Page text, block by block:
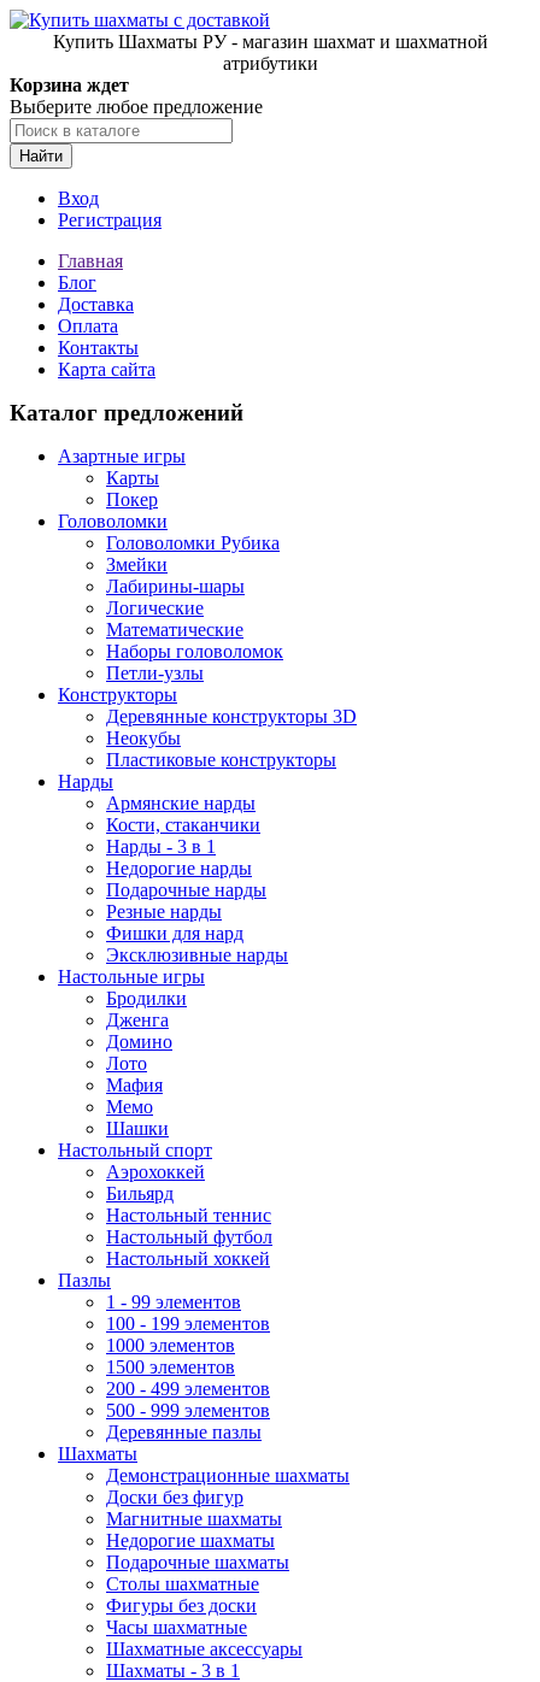
Купить Шахматы РУ - магазин шахмат и шахматной
атрибутики
Корзина ждет
Выберите любое предложение
Найти
Вход
Регистрация
Главная
Блог
Доставка
Оплата
Контакты
Карта сайта
Каталог предложений
Азартные игры
Карты
Покер
Головоломки
Головоломки Рубика
Змейки
Лабирины-шары
Логические
Математические
Наборы головоломок
Петли-узлы
Конструкторы
Деревянные конструкторы 3D
Неокубы
Пластиковые конструкторы
Нарды
Армянские нарды
Кости, стаканчики
Нарды - 3 в 1
Недорогие нарды
Подарочные нарды
Резные нарды
Фишки для нард
Эксклюзивные нарды
Настольные игры
Бродилки
Дженга
Домино
Лото
Мафия
Мемо
Шашки
Настольный спорт
Аэрохоккей
Бильярд
Настольный теннис
Настольный футбол
Настольный хоккей
Пазлы
1 - 99 элементов
100 - 199 элементов
1000 элементов
1500 элементов
200 - 499 элементов
500 - 999 элементов
Деревянные пазлы
Шахматы
Демонстрационные шахматы
Доски без фигур
Магнитные шахматы
Недорогие шахматы
Подарочные шахматы
Столы шахматные
Фигуры без доски
Часы шахматные
Шахматные аксессуары
Шахматы - 3 в 1